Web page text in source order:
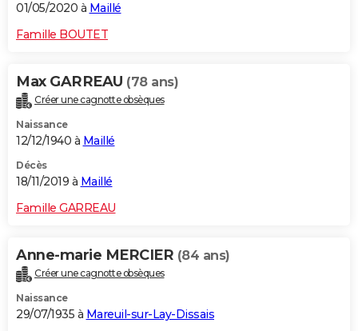
01/05/2020 à Maillé
Famille BOUTET
Max GARREAU (78 ans)
Créer une cagnotte obsèques
Naissance
12/12/1940 à Maillé
Décès
18/11/2019 à Maillé
Famille GARREAU
Anne-marie MERCIER (84 ans)
Créer une cagnotte obsèques
Naissance
29/07/1935 à Mareuil-sur-Lay-Dissais